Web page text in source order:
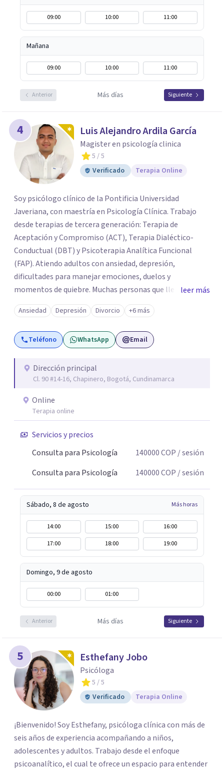
09:00 10:00 11:00
Mañana
09:00 10:00 11:00
Anterior Más días Siguiente
4 Luis Alejandro Ardila García
Magister en psicología clinica
5 / 5
Verificado
Terapia Online
Soy psicólogo clínico de la Pontificia Universidad
Javeriana, con maestría en Psicología Clínica. Trabajo
desde terapias de tercera generación: Terapia de
Aceptación y Compromiso (ACT), Terapia Dialéctico-
Conductual (DBT) y Psicoterapia Analítica Funcional
(FAP). Atiendo adultos con ansiedad, depresión,
dificultades para manejar emociones, duelos y
momentos de quiebre. Muchas personas que llegan a
consulta no solo cargan con un síntoma: sienten que sus
propias reacciones emocionales les complican más la
vida. Desde ahí trabajamos. No busco eliminar el
malestar a la fuerza. Prefiero entender qué lo sostiene y
forma presencial y también online.
leer más
Ansiedad Depresión Divorcio +6 más
Teléfono WhatsApp Email
Dirección principal
Cl. 90 #14-16, Chapinero, Bogotá, Cundinamarca
Online
Terapia online
Servicios y precios
Consulta para Psicología
140000COP / sesión
Consulta para Psicología
140000COP / sesión
Sábado, 8 de agosto Más horas
14:00 15:00
16:00
17:00
18:00 19:00
Domingo, 9 de agosto
00:00 01:00
Anterior Más días Siguiente
5 Esthefany Jobo
Psicóloga
5 / 5
Verificado
Terapia Online
¡Bienvenido! Soy Esthefany, psicóloga clínica con más de
seis años de experiencia acompañando a niños,
adolescentes y adultos. Trabajo desde el enfoque
psicoanalítico, el cual te ofrece un espacio para entender